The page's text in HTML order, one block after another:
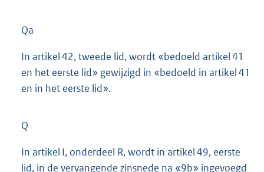
Qa
In artikel 42, tweede lid, wordt «bedoeld artikel 41
en het eerste lid» gewijzigd in «bedoeld in artikel 41
en in het eerste lid».
Q
In artikel I, onderdeel R, wordt in artikel 49, eerste
lid, in de vervangende zinsnede na «9b» ingevoegd